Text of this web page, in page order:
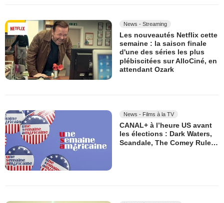
News - Streaming
Les nouveautés Netflix cette
semaine : la saison finale
d'une des séries les plus
plébiscitées sur AlloCiné, en
attendant Ozark
News - Films à la TV
CANAL+ à l’heure US avant
les élections : Dark Waters,
Scandale, The Comey Rule…